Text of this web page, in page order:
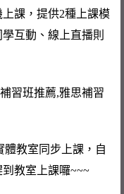
課，提供2種上課模
互動、線上直播則
體教室同步上課，自
教室上課囉~~~